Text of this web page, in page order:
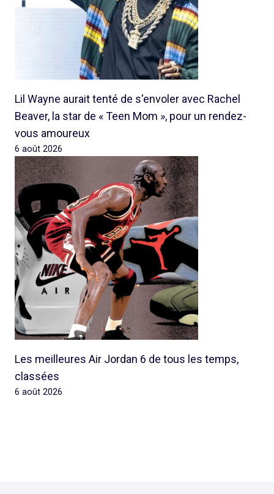
Lil Wayne aurait tenté de s'envoler avec Rachel
Beaver, la star de « Teen Mom », pour un rendez-
vous amoureux
6 août 2026
Les meilleures Air Jordan 6 de tous les temps,
classées
6 août 2026